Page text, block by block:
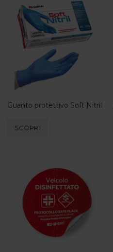
Guanto protettivo Soft Nitril
SCOPRI
varianti.
Le
opzioni
possono
essere
scelte
nella